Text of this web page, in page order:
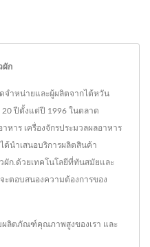
ผัก
ดจำหน่ายและผู้ผลิตจากไต้หวัน
20 ปีตั้งแต่ปี 1996 ในตลาด
หาร เครื่องจักรประมวลผลอาหาร
ด้นำเสนอบริการผลิตสินค้า
ผัก.ด้วยเทคโนโลยีที่ทันสมัยและ
ะตอบสนองความต้องการของ
ลิตภัณฑ์คุณภาพสูงของเรา และ